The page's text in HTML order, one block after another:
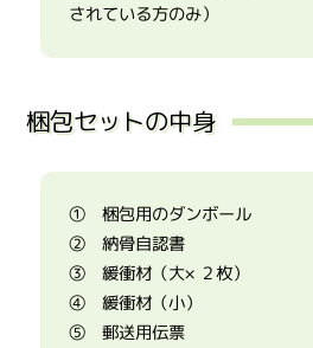
されている方のみ）
梱包セットの中身
① 梱包用のダンボール
② 納骨自認書
③ 緩衝材（大× ２枚）
④ 緩衝材（小）
⑤ 郵送用伝票